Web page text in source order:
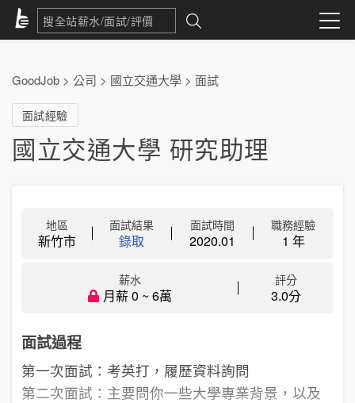
GoodJob > 公司 > 國立交通大學 > 面試
面試經驗
國立交通大學 研究助理
地區
新竹市
面試結果
錄取
面試時間
2020.01
職務經驗
1 年
薪水
月薪 0 ~ 6萬
評分
3.0分
面試過程
第一次面試：考英打，履歷資料詢問
第二次面試：主要問你一些大學專業背景，以及